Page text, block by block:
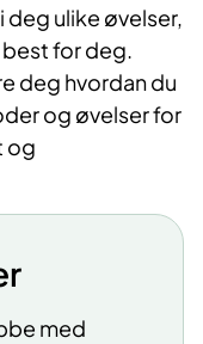
deg ulike øvelser,
best for deg.
deg hvordan du
og øvelser for
og
med